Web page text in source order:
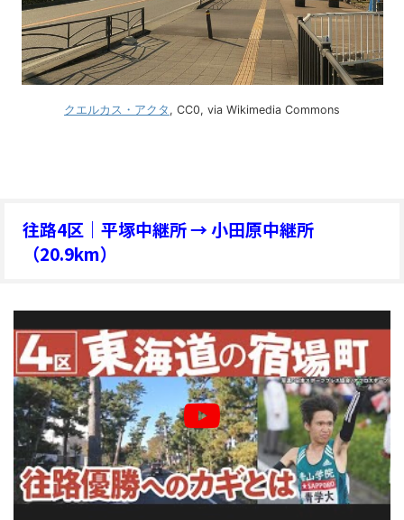
クエルカス・アクタ , CC0, via Wikimedia Commons
往路4区｜平塚中継所 → 小田原中継所
（20.9km）